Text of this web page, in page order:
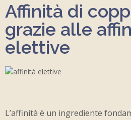
Affinità di
grazie alle
elettive
L’affinità è un ingrediente